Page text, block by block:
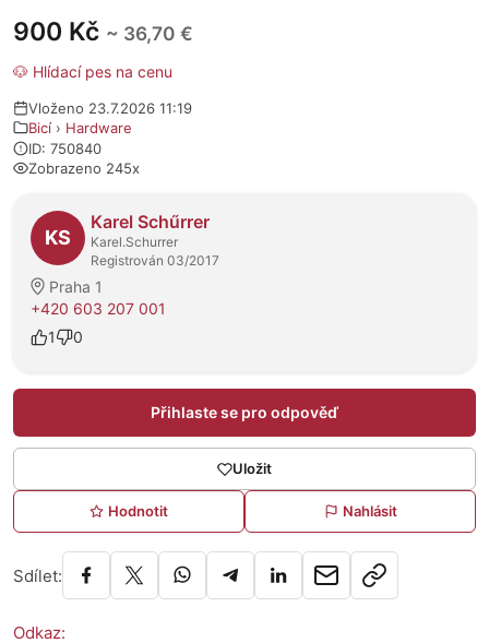
900 Kč ~ 36,70 €
🐶 Hlídací pes na cenu
Vloženo 23.7.2026 11:19
Bicí › Hardware
ID: 750840
Zobrazeno 245x
O prodejci
KS
Karel Schűrrer
Karel.Schurrer
Registrován 03/2017
Praha 1
+420 603 207 001
1
0
Přihlaste se pro odpověď
Uložit
Hodnotit Nahlásit
Sdílet:
Odkaz: